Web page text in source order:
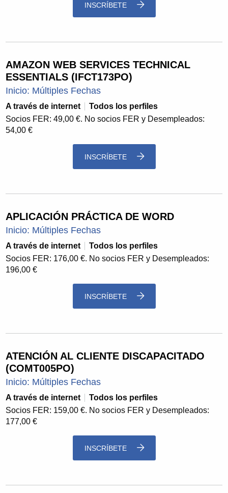
INSCRÍBETE
AMAZON WEB SERVICES TECHNICAL
ESSENTIALS (IFCT173PO)
Inicio: Múltiples Fechas
A través de internet
Todos los perfiles
Socios FER: 49,00 €. No socios FER y Desempleados:
54,00 €
INSCRÍBETE
APLICACIÓN PRÁCTICA DE WORD
Inicio: Múltiples Fechas
A través de internet
Todos los perfiles
Socios FER: 176,00 €. No socios FER y Desempleados:
196,00 €
INSCRÍBETE
ATENCIÓN AL CLIENTE DISCAPACITADO
(COMT005PO)
Inicio: Múltiples Fechas
A través de internet
Todos los perfiles
Socios FER: 159,00 €. No socios FER y Desempleados:
177,00 €
INSCRÍBETE